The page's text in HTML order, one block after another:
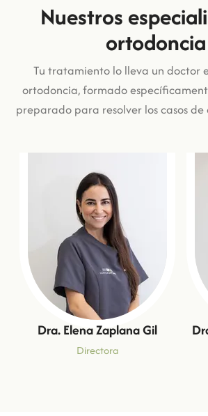
Nuestros
ortodoncia
Tu tratamiento lo lleva un doctor
ortodoncia, formado
preparado para resolver los casos
Dra. Elena Zaplana Gil
Directora